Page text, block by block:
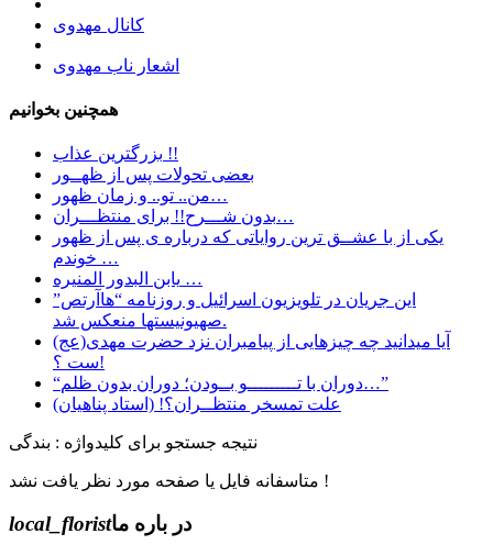
کانال مهدوی
اشعار ناب مهدوی
همچنین بخوانیم
بزرگترین عذاب !!
بعضی تحولات پس از ظهــور
من.. تو.. و زمان ظهور…
بدون شـــرح!! برای منتظـــران…
یکی از با عشــق ترین روایاتی که درباره ی پس از ظهور
خوندم …
یابن البدور المنیره …
این جریان در تلویزیون اسرائیل و روزنامه “هاآرتص”
صهیونیستها منعکس شد.
آیا میدانید چه چیزهایی از پیامبران نزد حضرت مهدی(عج)
ست ؟!
“دوران با تـــــــــو بــودن؛ دوران بدون ظلم…”
علت تمسخر منتظــران؟! (استاد پناهیان)
نتیجه جستجو برای کلیدواژه : بندگی
متاسفانه فایل یا صفحه مورد نظر یافت نشد !
local_floristدر باره ما